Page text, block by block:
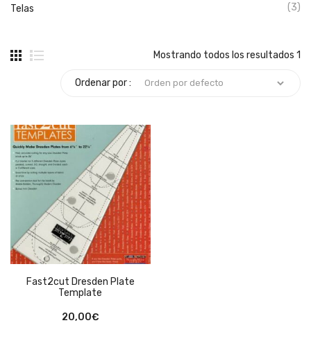
Telas (3)
Mostrando todos los resultados 1
Ordenar por :
Fast2cut Dresden Plate
Template
20,00€